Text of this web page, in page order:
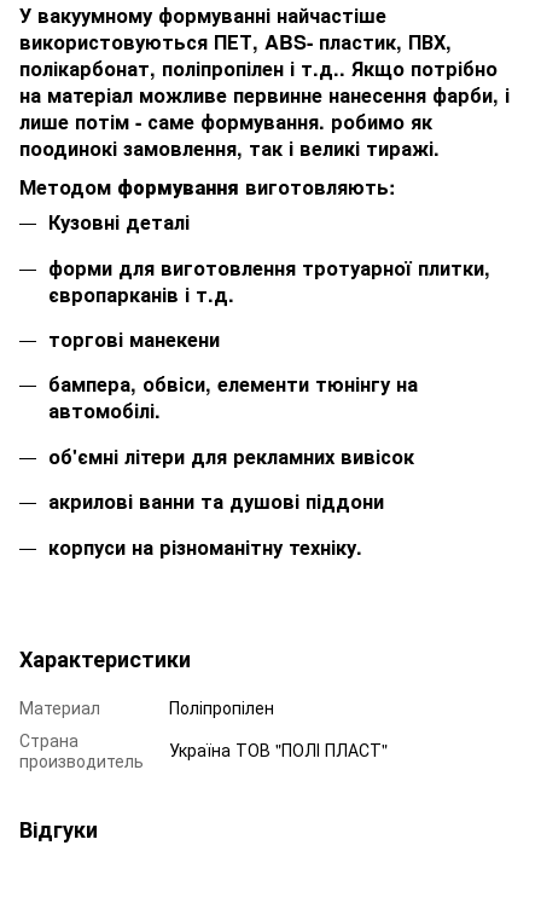
У вакуумному формуванні найчастіше
використовуються ПЕТ, ABS- пластик, ПВХ,
полікарбонат, поліпропілен і т.д.. Якщо потрібно
на матеріал можливе первинне нанесення фарби, і
лише потім - саме формування. робимо як
поодинокі замовлення, так і великі тиражі.
Методом формування виготовляють:
Кузовні деталі
форми для виготовлення тротуарної плитки,
європарканів і т.д.
торгові манекени
бампера, обвіси, елементи тюнінгу на
автомобілі.
об'ємні літери для рекламних вивісок
акрилові ванни та душові піддони
корпуси на різноманітну техніку.
Характеристики
Материал
Поліпропілен
Страна
производитель
Україна ТОВ "ПОЛІ ПЛАСТ"
Відгуки